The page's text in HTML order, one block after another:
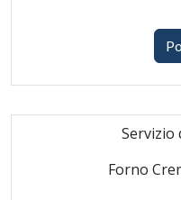
Servizio
Forno